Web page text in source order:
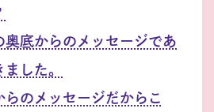
奥底からのメッセージであ
した。
らのメッセージだからこ